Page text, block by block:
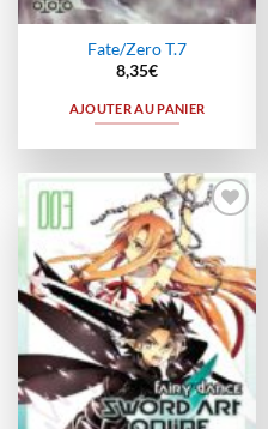
Fate/Zero T.7
8,35€
AJOUTER AU PANIER
Ajouter
wishlist